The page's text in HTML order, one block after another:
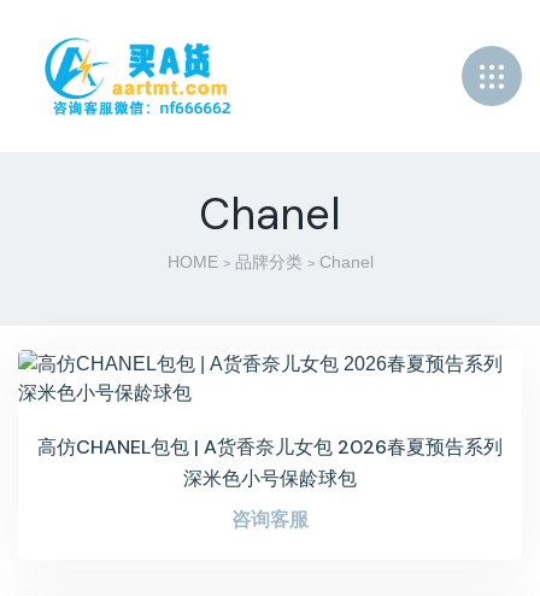
Chanel
HOME > 品牌分类 > Chanel
高仿CHANEL包包 | A货香奈儿女包 2026春夏预告系列
深米色小号保龄球包
咨询客服